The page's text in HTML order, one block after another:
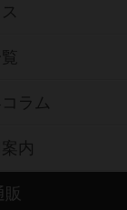
ラム
内
販